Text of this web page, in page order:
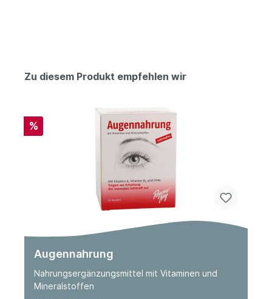
Zu diesem Produkt empfehlen wir
%
Augennahrung
Nahrungsergänzungsmittel mit Vitaminen und
Mineralstoffen